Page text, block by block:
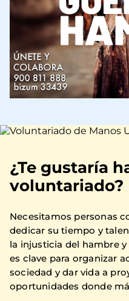
¿Te gustaría
voluntariado?
Necesitamos personas
dedicar su tiempo y
la injusticia del hambre
es clave para organizar
sociedad y dar vida a
oportunidades donde